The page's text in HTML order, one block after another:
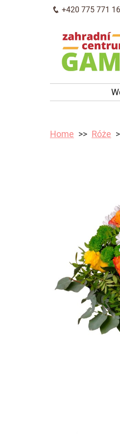
+420 775 771
Home Róże